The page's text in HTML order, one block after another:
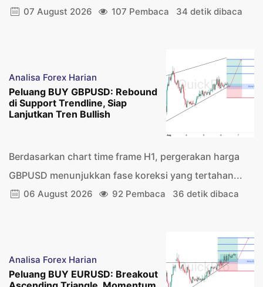
07 August 2026 107 Pembaca 34 detik dibaca
Analisa Forex Harian
Peluang BUY GBPUSD: Rebound
di Support Trendline, Siap
Lanjutkan Tren Bullish
Berdasarkan chart time frame H1, pergerakan harga
GBPUSD menunjukkan fase koreksi yang tertahan...
06 August 2026 92 Pembaca 36 detik dibaca
Analisa Forex Harian
Peluang BUY EURUSD: Breakout